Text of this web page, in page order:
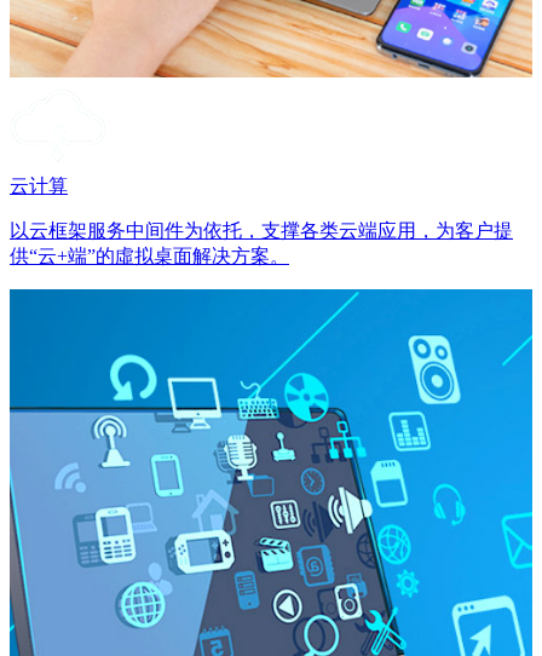
云计算
以云框架服务中间件为依托，支撑各类云端应用，为客户提
供“云+端”的虛拟桌面解决方案。